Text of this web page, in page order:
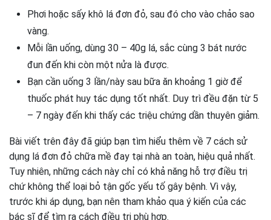
Phơi hoặc sấy khô lá đơn đỏ, sau đó cho vào chảo sao
vàng.
Mỗi lần uống, dùng 30 – 40g lá, sắc cùng 3 bát nước
đun đến khi còn một nửa là được.
Bạn cần uống 3 lần/này sau bữa ăn khoảng 1 giờ để
thuốc phát huy tác dụng tốt nhất. Duy trì đều đặn từ 5
– 7 ngày đến khi thấy các triệu chứng dần thuyên giảm.
Bài viết trên đây đã giúp bạn tìm hiểu thêm về 7 cách sử
dụng lá đơn đỏ chữa mề đay tại nhà an toàn, hiệu quả nhất.
Tuy nhiên, những cách này chỉ có khả năng hỗ trợ điều trị
chứ không thể loại bỏ tận gốc yếu tố gây bệnh. Vì vậy,
trước khi áp dụng, bạn nên tham khảo qua ý kiến của các
bác sĩ để tìm ra cách điều trị phù hợp.